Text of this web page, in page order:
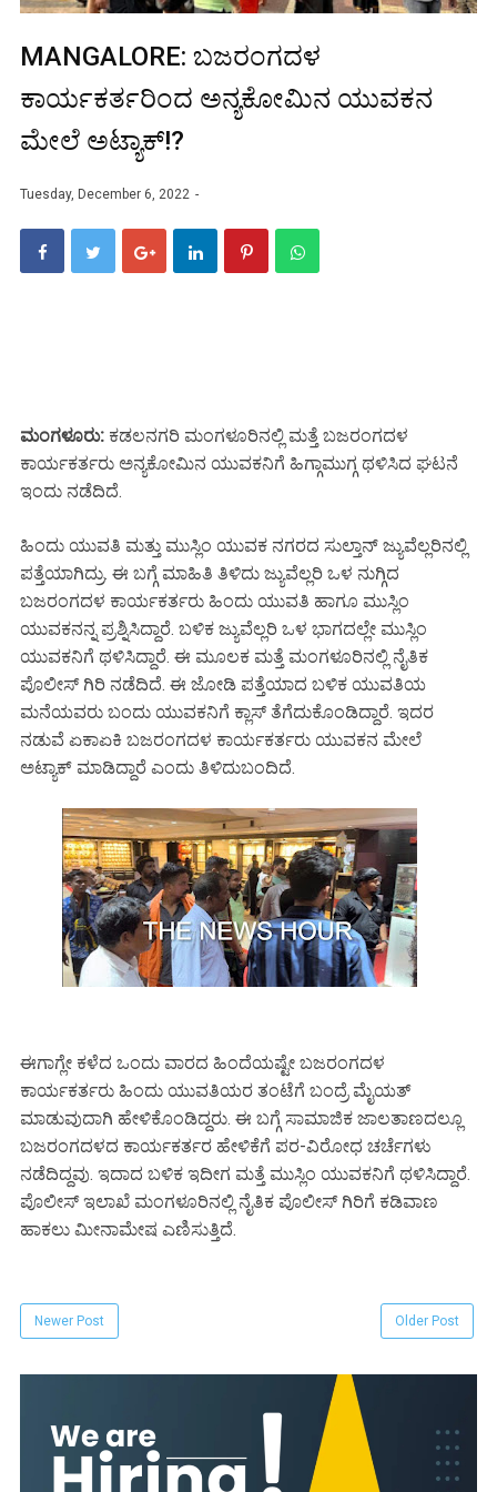
MANGALORE: ಬಜರಂಗದಳ
ಕಾರ್ಯಕರ್ತರಿಂದ ಅನ್ಯಕೋಮಿನ ಯುವಕನ
ಮೇಲೆ ಅಟ್ಯಾಕ್!?
Tuesday, December 6, 2022
ಮಂಗಳೂರು: ಕಡಲನಗರಿ ಮಂಗಳೂರಿನಲ್ಲಿ ಮತ್ತೆ ಬಜರಂಗದಳ
ಕಾರ್ಯಕರ್ತರು ಅನ್ಯಕೋಮಿನ ಯುವಕನಿಗೆ ಹಿಗ್ಗಾಮುಗ್ಗ ಥಳಿಸಿದ ಘಟನೆ
ಇಂದು ನಡೆದಿದೆ.
ಹಿಂದು ಯುವತಿ ಮತ್ತು ಮುಸ್ಲಿಂ ಯುವಕ ನಗರದ ಸುಲ್ತಾನ್ ಜ್ಯುವೆಲ್ಲರಿನಲ್ಲಿ
ಪತ್ತೆಯಾಗಿದ್ರು. ಈ ಬಗ್ಗೆ ಮಾಹಿತಿ ತಿಳಿದು ಜ್ಯುವೆಲ್ಲರಿ ಒಳ ನುಗ್ಗಿದ
ಬಜರಂಗದಳ ಕಾರ್ಯಕರ್ತರು ಹಿಂದು ಯುವತಿ ಹಾಗೂ ಮುಸ್ಲಿಂ
ಯುವಕನನ್ನ ಪ್ರಶ್ನಿಸಿದ್ದಾರೆ. ಬಳಿಕ ಜ್ಯುವೆಲ್ಲರಿ ಒಳ ಭಾಗದಲ್ಲೇ ಮುಸ್ಲಿಂ
ಯುವಕನಿಗೆ ಥಳಿಸಿದ್ದಾರೆ. ಈ ಮೂಲಕ ಮತ್ತೆ ಮಂಗಳೂರಿನಲ್ಲಿ ನೈತಿಕ
ಪೊಲೀಸ್ ಗಿರಿ ನಡೆದಿದೆ. ಈ ಜೋಡಿ ಪತ್ತೆಯಾದ ಬಳಿಕ ಯುವತಿಯ
ಮನೆಯವರು ಬಂದು ಯುವಕನಿಗೆ ಕ್ಲಾಸ್ ತೆಗೆದುಕೊಂಡಿದ್ದಾರೆ. ಇದರ
ನಡುವೆ ಏಕಾಏಕಿ ಬಜರಂಗದಳ ಕಾರ್ಯಕರ್ತರು ಯುವಕನ ಮೇಲೆ
ಅಟ್ಯಾಕ್ ಮಾಡಿದ್ದಾರೆ ಎಂದು ತಿಳಿದುಬಂದಿದೆ.
ಈಗಾಗ್ಲೇ ಕಳೆದ ಒಂದು ವಾರದ ಹಿಂದೆಯಷ್ಟೇ ಬಜರಂಗದಳ
ಕಾರ್ಯಕರ್ತರು ಹಿಂದು ಯುವತಿಯರ ತಂಟೆಗೆ ಬಂದ್ರೆ ಮೈಯತ್
ಮಾಡುವುದಾಗಿ ಹೇಳಿಕೊಂಡಿದ್ದರು. ಈ ಬಗ್ಗೆ ಸಾಮಾಜಿಕ ಜಾಲತಾಣದಲ್ಲೂ
ಬಜರಂಗದಳದ ಕಾರ್ಯಕರ್ತರ ಹೇಳಿಕೆಗೆ ಪರ-ವಿರೋಧ ಚರ್ಚೆಗಳು
ನಡೆದಿದ್ದವು. ಇದಾದ ಬಳಿಕ ಇದೀಗ ಮತ್ತೆ ಮುಸ್ಲಿಂ ಯುವಕನಿಗೆ ಥಳಿಸಿದ್ದಾರೆ.
ಪೊಲೀಸ್ ಇಲಾಖೆ ಮಂಗಳೂರಿನಲ್ಲಿ ನೈತಿಕ ಪೊಲೀಸ್ ಗಿರಿಗೆ ಕಡಿವಾಣ
ಹಾಕಲು ಮೀನಾಮೇಷ ಎಣಿಸುತ್ತಿದೆ.
Newer Post Older Post